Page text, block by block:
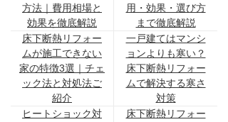
方法｜費用相場と
効果を徹底解説
用・効果・選び方
まで徹底解説
床下断熱リフォー
ムが施工できない
家の特徴3選｜チェ
ック法と対処法ご
紹介
一戸建てはマンシ
ョンよりも寒い？
床下断熱リフォー
ムで解決する寒さ
対策
ヒートショック対
床下断熱リフォー